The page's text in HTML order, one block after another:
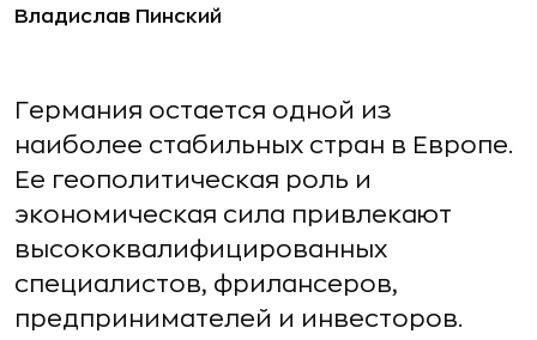
Владислав Пинский
Германия остается одной из
наиболее стабильных стран в Европе.
Ее геополитическая роль и
экономическая сила привлекают
высококвалифицированных
специалистов, фрилансеров,
предпринимателей и инвесторов.